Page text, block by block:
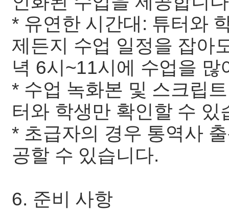
* 유연한 시간대: 튜터와
제든지 수업 일정을 잡아
녁 6시~11시에 수업을
* 수업 녹화본 및 스크립
터와 학생만 확인할 수
* 초급자의 경우 통역사
공할 수 있습니다.
6. 준비 사항